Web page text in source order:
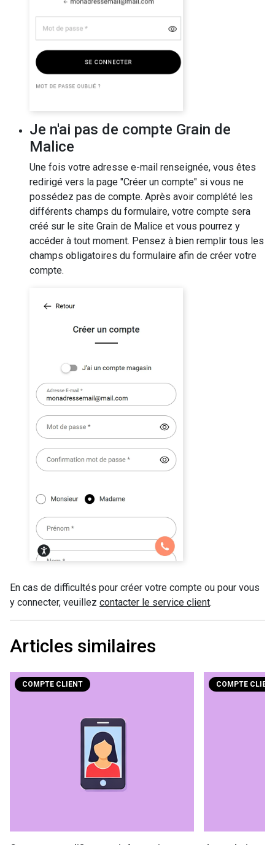
Je n'ai pas de compte Grain de
Malice
Une fois votre adresse e-mail renseignée, vous êtes
redirigé vers la page "Créer un compte" si vous ne
possédez pas de compte. Après avoir complété les
différents champs du formulaire, votre compte sera
créé sur le site Grain de Malice et vous pourrez y
accéder à tout moment. Pensez à bien remplir tous les
champs obligatoires du formulaire afin de créer votre
compte.
En cas de difficultés pour créer votre compte ou pour vous
y connecter, veuillez contacter le service client.
Articles similaires
COMPTE CLIENT COMPTE